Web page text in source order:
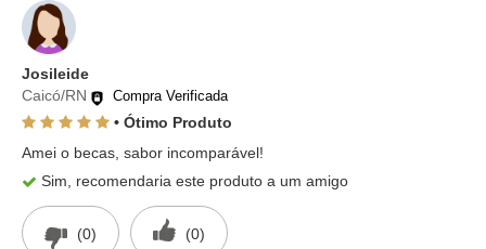
Josileide
Caicó/RN
Compra Verificada
• Ótimo Produto
Amei o becas, sabor incomparável!
Sim, recomendaria este produto a um amigo
(0) (0)